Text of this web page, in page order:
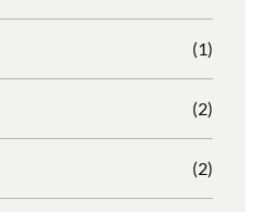
(1)
(2)
(2)